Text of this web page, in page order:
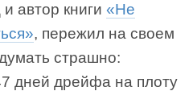
автор книги «Не
, пережил на своем
страшно:
дней дрейфа на плоту